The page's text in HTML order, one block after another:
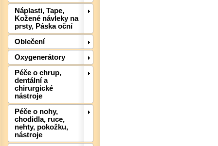
Náplasti, Tape,
Kožené návleky na
prsty, Páska oční
Oblečení
Oxygenerátory
Péče o chrup,
dentální a
chirurgické
nástroje
Péče o nohy,
chodidla, ruce,
nehty, pokožku,
nástroje